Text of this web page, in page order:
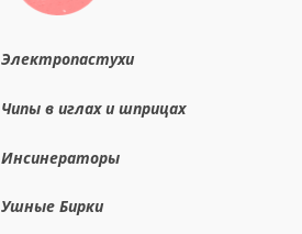
Электропастухи
Чипы в иглах и шприцах
Инсинераторы
Ушные Бирки